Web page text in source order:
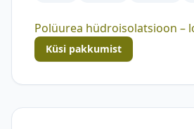
Polüurea hüdroisolatsioon –
Küsi pakkumist